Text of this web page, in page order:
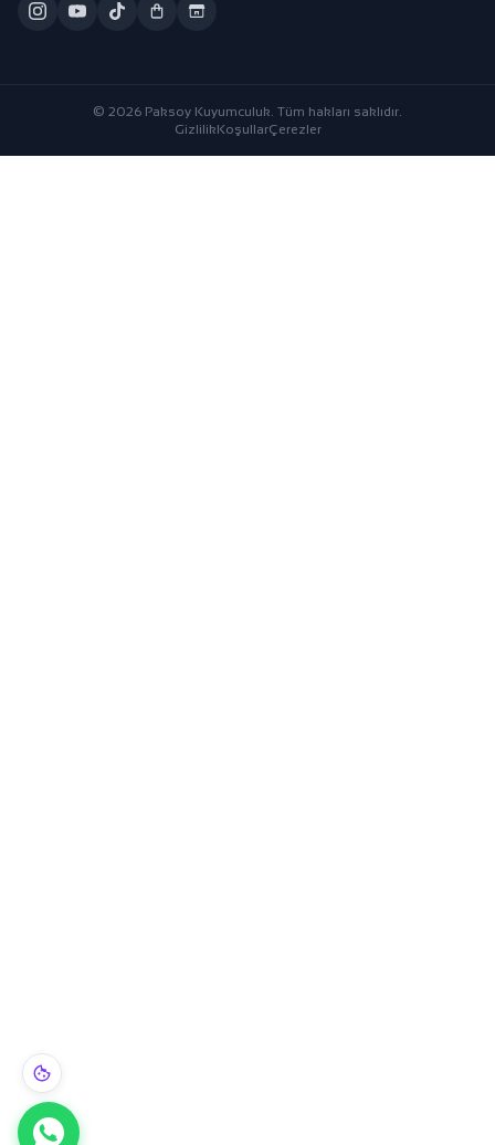
© 2026 Paksoy Kuyumculuk. Tüm hakları saklıdır.
GizlilikKoşullarÇerezler